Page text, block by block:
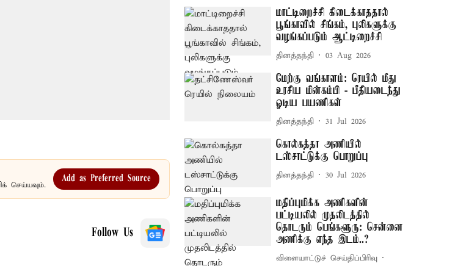
செய்யவும்.
Add as Preferred Source
Follow Us
மாட்டிறைச்சி கிடைக்காததால்
பூங்காவில் சிங்கம், புலிகளுக்கு
வழங்கப்படும் ஆட்டிறைச்சி
தினத்தந்தி 03 Aug 2026
மேற்கு வங்காளம்: ரெயில் மீது
உரசிய மின்கம்பி - பீதியடைந்து
ஓடிய பயணிகள்
தினத்தந்தி 31 Jul 2026
கொல்கத்தா அணியில்
டஸ்சாட்டுக்கு பொறுப்பு
தினத்தந்தி 30 Jul 2026
மதிப்புமிக்க அணிகளின்
பட்டியலில் முதலிடத்தில்
தொடரும் பெங்களூரு: சென்னை
அணிக்கு எந்த இடம்..?
விளையாட்டுச் செய்திப்பிரிவு